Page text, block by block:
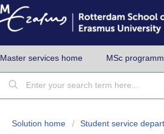
Master services home MSc
Solution home Student service